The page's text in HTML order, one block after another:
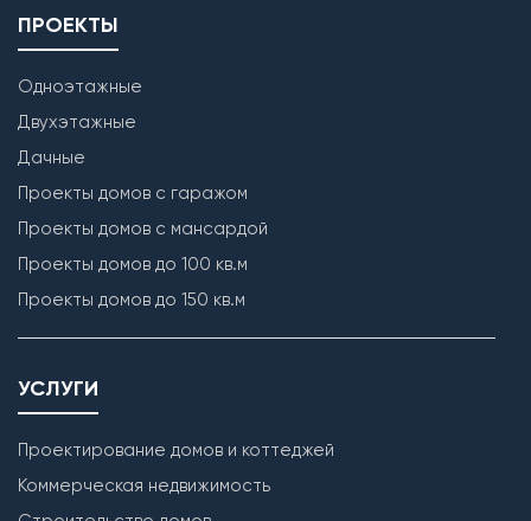
ПРОЕКТЫ
Одноэтажные
Двухэтажные
Дачные
Проекты домов с гаражом
Проекты домов с мансардой
Проекты домов до 100 кв.м
Проекты домов до 150 кв.м
УСЛУГИ
Проектирование домов и коттеджей
Коммерческая недвижимость